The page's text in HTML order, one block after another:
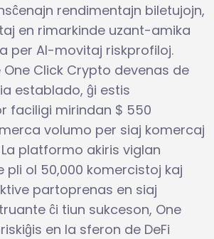
rendimentajn biletujojn,
en rimarkinde uzant-amika
per AI-movitaj riskprofiloj.
Click Crypto devenas de
establado, ĝi estis
faciligi mirindan $ 550
volumo per siaj komercaj
platformo akiris viglan
pli ol 50,000 komercistoj kaj
partoprenas en siaj
ĉi tiun sukceson, One
en la sferon de DeFi